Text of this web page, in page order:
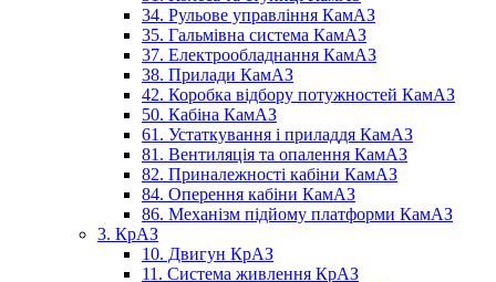
34. Рульове управління КамАЗ
35. Гальмівна система КамАЗ
37. Електрообладнання КамАЗ
38. Прилади КамАЗ
42. Коробка відбору потужностей КамАЗ
50. Кабіна КамАЗ
61. Устаткування і приладдя КамАЗ
81. Вентиляція та опалення КамАЗ
82. Приналежності кабіни КамАЗ
84. Оперення кабіни КамАЗ
86. Механізм підйому платформи КамАЗ
3. КрАЗ
10. Двигун КрАЗ
11. Система живлення КрАЗ